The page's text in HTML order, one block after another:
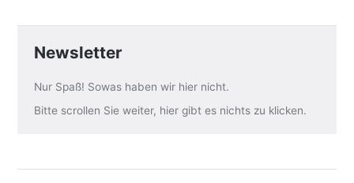
Newsletter
Nur Spaß! Sowas haben wir hier nicht.
Bitte scrollen Sie weiter, hier gibt es nichts zu klicken.